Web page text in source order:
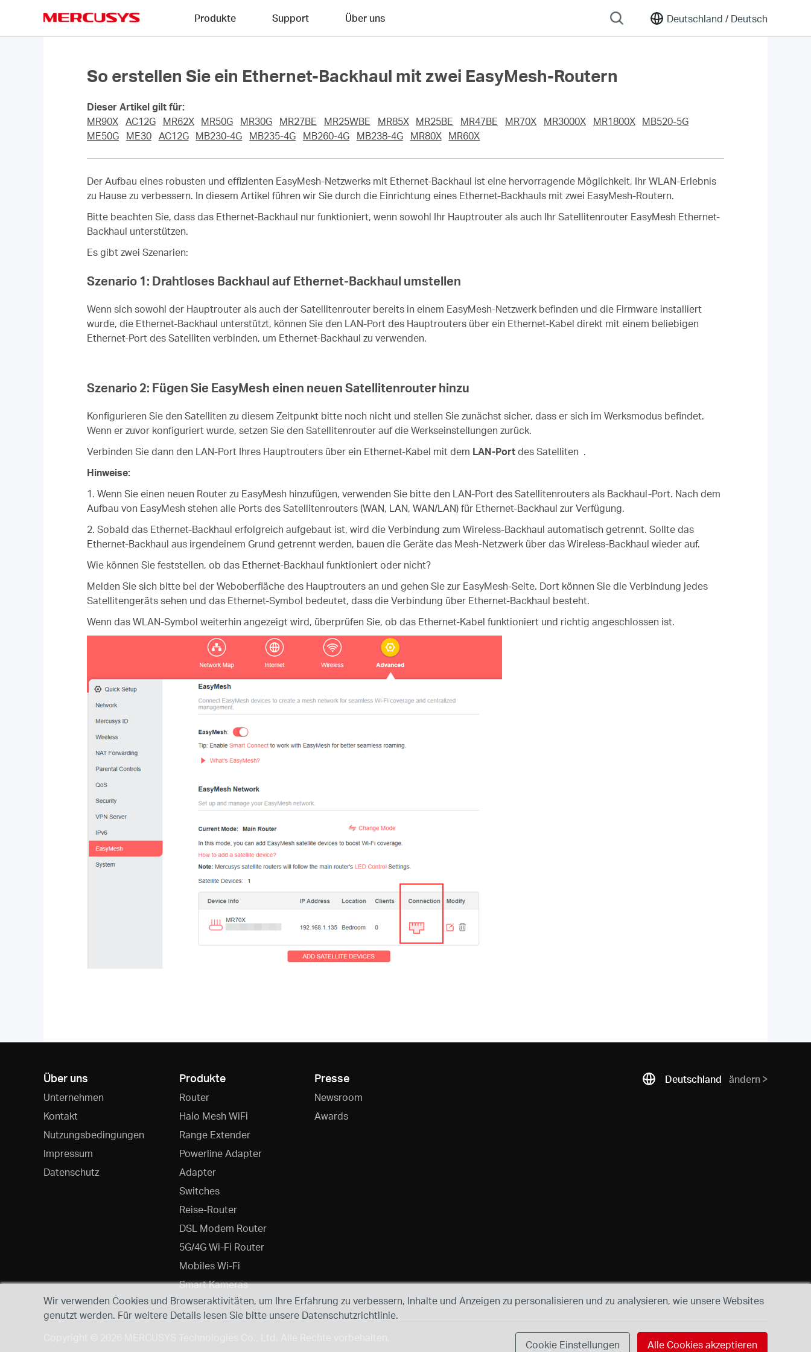
Deutschland / Deutsch
Produkte Support Über uns
So erstellen Sie ein Ethernet-Backhaul mit zwei EasyMesh-Routern
Dieser Artikel gilt für:
MR90X AC12G MR62X MR50G MR30G MR27BE MR25WBE MR85X MR25BE MR47BE MR70X MR3000X MR1800X
MB520-5G
ME50G
ME30 AC12G MB230-4G MB235-4G MB260-4G MB238-4G MR80X MR60X
Der Aufbau eines robusten und effizienten EasyMesh-Netzwerks mit Ethernet-Backhaul ist eine hervorragende Möglichkeit, Ihr WLAN-Erlebnis
zu Hause zu verbessern. In diesem Artikel führen wir Sie durch die Einrichtung eines Ethernet-Backhauls mit zwei EasyMesh-Routern.
Bitte beachten Sie, dass das Ethernet-Backhaul nur funktioniert, wenn sowohl Ihr Hauptrouter als auch Ihr Satellitenrouter EasyMesh Ethernet-
Backhaul unterstützen.
Es gibt zwei Szenarien:
Szenario 1: Drahtloses Backhaul auf Ethernet-Backhaul umstellen
Wenn sich sowohl der Hauptrouter als auch der Satellitenrouter bereits in einem EasyMesh-Netzwerk befinden und die Firmware installiert
wurde, die Ethernet-Backhaul unterstützt, können Sie den LAN-Port des Hauptrouters über ein Ethernet-Kabel direkt mit einem beliebigen
Ethernet-Port des Satelliten verbinden, um Ethernet-Backhaul zu verwenden.
Szenario 2: Fügen Sie EasyMesh einen neuen Satellitenrouter hinzu
Konfigurieren Sie den Satelliten zu diesem Zeitpunkt bitte noch nicht und stellen Sie zunächst sicher, dass er sich im Werksmodus befindet.
Wenn er zuvor konfiguriert wurde, setzen Sie den Satellitenrouter auf die Werkseinstellungen zurück.
Verbinden Sie dann den LAN-Port Ihres Hauptrouters über ein Ethernet-Kabel mit dem LAN-Port des Satelliten .
Hinweise:
1. Wenn Sie einen neuen Router zu EasyMesh hinzufügen, verwenden Sie bitte den LAN-Port des Satellitenrouters als Backhaul-Port. Nach dem
Aufbau von EasyMesh stehen alle Ports des Satellitenrouters (WAN, LAN, WAN/LAN) für Ethernet-Backhaul zur Verfügung.
2. Sobald das Ethernet-Backhaul erfolgreich aufgebaut ist, wird die Verbindung zum Wireless-Backhaul automatisch getrennt. Sollte das
Ethernet-Backhaul aus irgendeinem Grund getrennt werden, bauen die Geräte das Mesh-Netzwerk über das Wireless-Backhaul wieder auf.
Wie können Sie feststellen, ob das Ethernet-Backhaul funktioniert oder nicht?
Melden Sie sich bitte bei der Weboberfläche des Hauptrouters an und gehen Sie zur EasyMesh-Seite. Dort können Sie die Verbindung jedes
Satellitengeräts sehen und das Ethernet-Symbol bedeutet, dass die Verbindung über Ethernet-Backhaul besteht.
Wenn das WLAN-Symbol weiterhin angezeigt wird, überprüfen Sie, ob das Ethernet-Kabel funktioniert und richtig angeschlossen ist.
Über uns
Unternehmen
Kontakt
Nutzungsbedingungen
Impressum
Datenschutz
Produkte
Router
Halo Mesh WiFi
Range Extender
Powerline Adapter
Adapter
Switches
Reise-Router
DSL Modem Router
5G/4G Wi-Fi Router
Mobiles Wi-Fi
Smart Kameras
Presse
Newsroom
Awards
Deutschland ändern
Wir verwenden Cookies und Browseraktivitäten, um Ihre Erfahrung zu verbessern, Inhalte und Anzeigen zu personalisieren und zu analysieren, wie unsere Websites
genutzt werden. Für weitere Details lesen Sie bitte unsere Datenschutzrichtlinie.
Cookie Einstellungen Alle Cookies akzeptieren